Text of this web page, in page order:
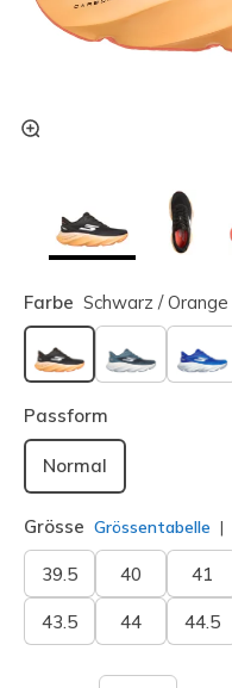
Farbe Schwarz / Orange
ausgewählt
Passform
Normal
Grösse Grössentabelle
39.5 40 41
43.5 44 44.5